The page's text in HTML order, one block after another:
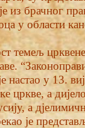
из брачног
у области
темељ
настао у 13.
цркве, а
а
је